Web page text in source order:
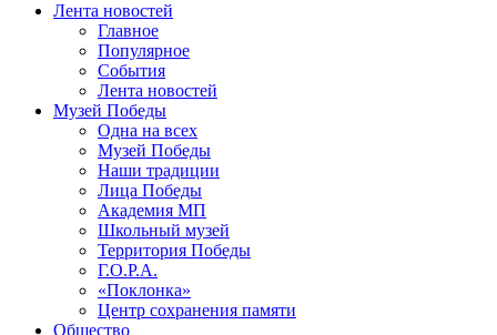
Лента новостей
Главное
Популярное
События
Лента новостей
Музей Победы
Одна на всех
Музей Победы
Наши традиции
Лица Победы
Академия МП
Школьный музей
Территория Победы
Г.О.Р.А.
«Поклонка»
Центр сохранения памяти
Общество